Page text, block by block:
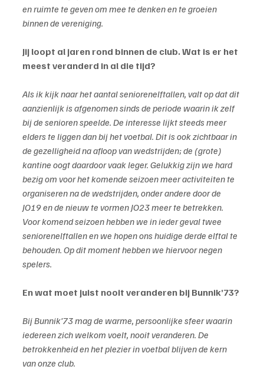
en ruimte te geven om mee te denken en te groeien
binnen de vereniging.
Jij loopt al jaren rond binnen de club. Wat is er het
meest veranderd in al die tijd?
Als ik kijk naar het aantal seniorenelftallen, valt op dat dit
aanzienlijk is afgenomen sinds de periode waarin ik zelf
bij de senioren speelde. De interesse lijkt steeds meer
elders te liggen dan bij het voetbal. Dit is ook zichtbaar in
de gezelligheid na afloop van wedstrijden; de (grote)
kantine oogt daardoor vaak leger. Gelukkig zijn we hard
bezig om voor het komende seizoen meer activiteiten te
organiseren na de wedstrijden, onder andere door de
JO19 en de nieuw te vormen JO23 meer te betrekken.
Voor komend seizoen hebben we in ieder geval twee
seniorenelftallen en we hopen ons huidige derde elftal te
behouden. Op dit moment hebben we hiervoor negen
spelers.
En wat moet juist nooit veranderen bij Bunnik’73?
Bij Bunnik’73 mag de warme, persoonlijke sfeer waarin
iedereen zich welkom voelt, nooit veranderen. De
betrokkenheid en het plezier in voetbal blijven de kern
van onze club.